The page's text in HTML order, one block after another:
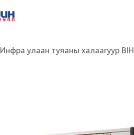
Инфра улаан туяаны халаагуур BIH